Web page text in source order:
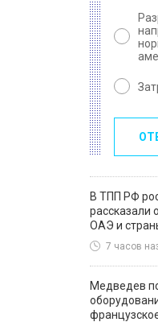
В ТПП РФ
рассказали
ОАЭ и
7 часов
Медведев